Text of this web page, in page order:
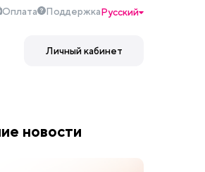
Оплата ПоддержкаРусский
Личный кабинет
новости